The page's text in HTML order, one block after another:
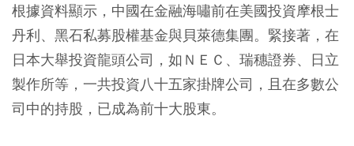
根據資料顯示，中國在金融海嘯前在美國投資摩根士
丹利、黑石私募股權基金與貝萊德集團。緊接著，在
日本大舉投資龍頭公司，如ＮＥＣ、瑞穗證券、日立
製作所等，一共投資八十五家掛牌公司，且在多數公
司中的持股，已成為前十大股東。